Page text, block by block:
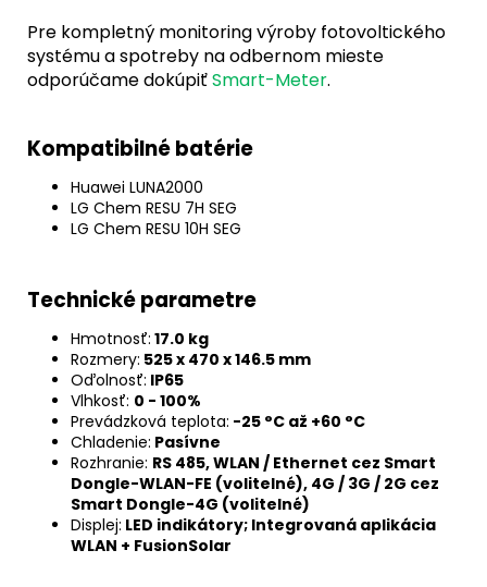
Pre kompletný monitoring výroby fotovoltického
systému a spotreby na odbernom mieste
odporúčame dokúpiťSmart-Meter.
Kompatibilné batérie
Huawei LUNA2000
LG Chem RESU 7H SEG
LG Chem RESU 10H SEG
Technické parametre
Hmotnosť: 17.0 kg
Rozmery: 525 x 470 x 146.5 mm
Oďolnosť: IP65
Vlhkosť: 0 - 100%
Prevádzková teplota: -25 °C až +60 °C
Chladenie: Pasívne
Rozhranie: RS 485, WLAN / Ethernet cez Smart
Dongle-WLAN-FE (volitelné), 4G / 3G / 2G cez
Smart Dongle-4G (volitelné)
Displej: LED indikátory; Integrovaná aplikácia
WLAN + FusionSolar